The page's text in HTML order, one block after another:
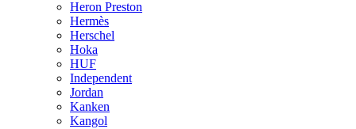
Heron Preston
Hermès
Hersсhel
Hoka
HUF
Independent
Jordan
Kanken
Kangol